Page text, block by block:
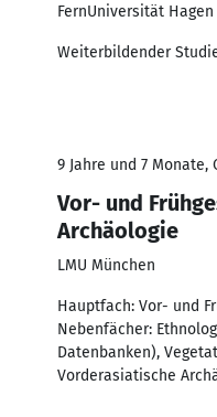
FernUniversität Hagen
Weiterbildender
9 Jahre und 7 Monate,
Vor- und
Archäologie
LMU München
Hauptfach: Vor- und
Nebenfächer:
Datenbanken),
Vorderasiatische